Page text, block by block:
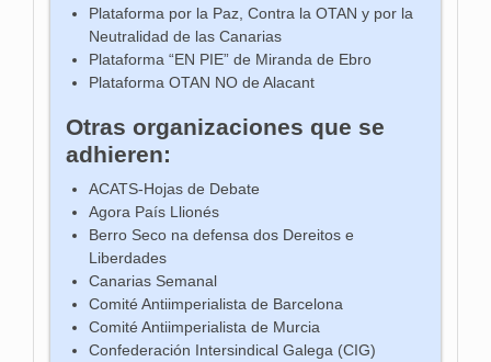
Plataforma por la Paz, Contra la OTAN y por la
Neutralidad de las Canarias
Plataforma “EN PIE” de Miranda de Ebro
Plataforma OTAN NO de Alacant
Otras organizaciones que se
adhieren:
ACATS-Hojas de Debate
Agora País Llionés
Berro Seco na defensa dos Dereitos e
Liberdades
Canarias Semanal
Comité Antiimperialista de Barcelona
Comité Antiimperialista de Murcia
Confederación Intersindical Galega (CIG)